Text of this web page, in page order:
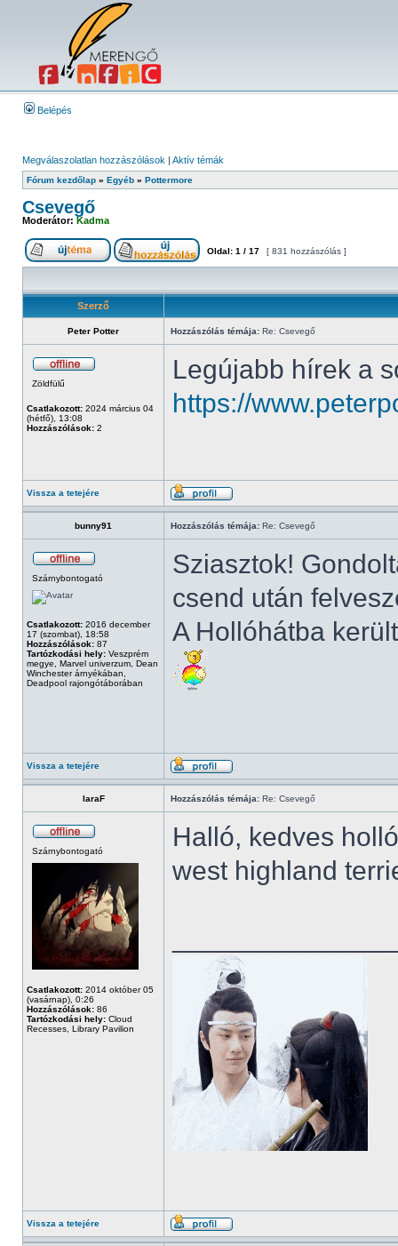
Belépés
Megválaszolatlan hozzászólások | Aktív témák
Fórum kezdőlap » Egyéb » Pottermore
Csevegő
Moderátor:Kadma
Oldal: 1 / 17 [ 831 hozzászólás ]
Szerző
Peter Potter Hozzászólás témája: Re: Csevegő
Zöldfülű
Csatlakozott: 2024 március 04
(hétfő), 13:08
Hozzászólások: 2
Legújabb hírek a
https://
Vissza a tetejére
bunny91 Hozzászólás témája: Re: Csevegő
Szárnybontogató
Csatlakozott: 2016 december
17 (szombat), 18:58
Hozzászólások: 87
Tartózkodási hely: Veszprém
megye, Marvel univerzum, Dean
Winchester árnyékában,
Deadpool rajongótáborában
Sziasztok!
csend után
A Hollóhátba
Vissza a tetejére
laraF Hozzászólás témája: Re: Csevegő
Szárnybontogató
Csatlakozott: 2014 október 05
(vasárnap), 0:26
Hozzászólások: 86
Tartózkodási hely: Cloud
Recesses, Library Pavilion
Halló, kedves
west highland
Vissza a tetejére